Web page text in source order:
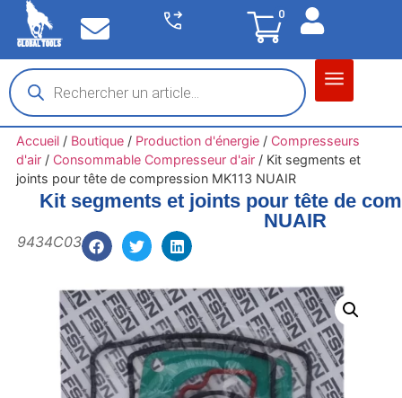
0
Accueil/ Boutique/ Production d'énergie/ Compresseurs
d'air/ Consommable Compresseur d'air/ Kit segments et
joints pour tête de compression MK113 NUAIR
Kit segments et joints pour tête de
NUAIR
9434C03